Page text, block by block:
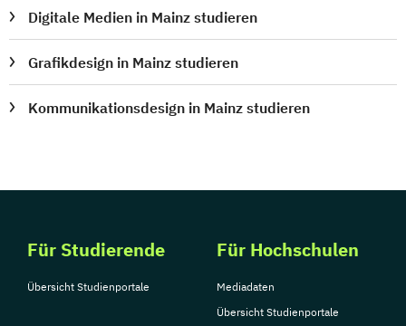
Digitale Medien in Mainz studieren
Grafikdesign in Mainz studieren
Kommunikationsdesign in Mainz studieren
Für Studierende
Übersicht Studienportale
Für Hochschulen
Mediadaten
Übersicht Studienportale